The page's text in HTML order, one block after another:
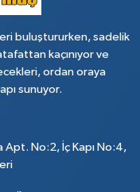
buluştururken, sadelik
kaçınıyor ve
ordan oraya
sunuyor.
Apt. No:2, İç Kapı No:4,